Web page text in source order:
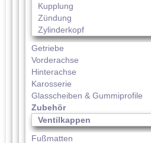
Kupplung
Zündung
Zylinderkopf
Getriebe
Vorderachse
Hinterachse
Karosserie
Glasscheiben & Gummiprofile
Zubehör
Ventilkappen
Fußmatten